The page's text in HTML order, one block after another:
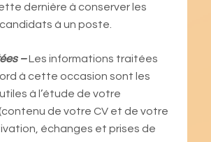
dernière à conserver les
à un poste.
– Les informations traitées
à cette occasion sont les
à l’étude de votre
de votre CV et de votre
échanges et prises de